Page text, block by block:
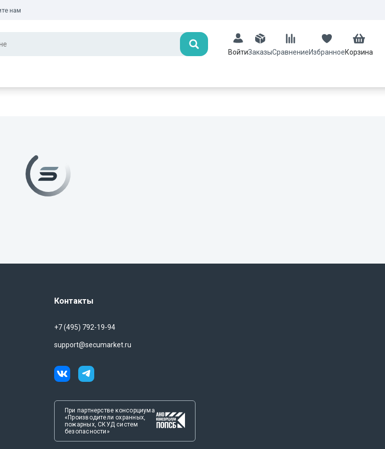
нам
Поиск
ВойтиЗаказыСравнениеИзбранноеКорзина
Контакты
+7 (495) 792-19-94
support@secumarket.ru
При партнерстве консорциума
«Производители охранных,
пожарных, СКУД систем
безопасности»